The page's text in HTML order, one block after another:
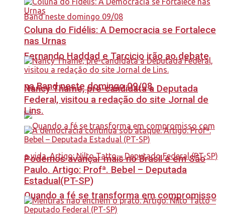
Fernando Haddad e Tarcicio irão ao debate
na Band neste domingo 09/08
Quando a fé se transforma em compromisso
Coluna do Fidélis: A Democracia se Fortalece
nas Urnas
Nancy Thame, pré-candidata a Deputada
Federal, visitou a redação do site Jornal de
Lins.
Podemos avançar mais no Brasil e em São
Paulo. Artigo: Profª. Bebel – Deputada
Estadual(PT-SP)